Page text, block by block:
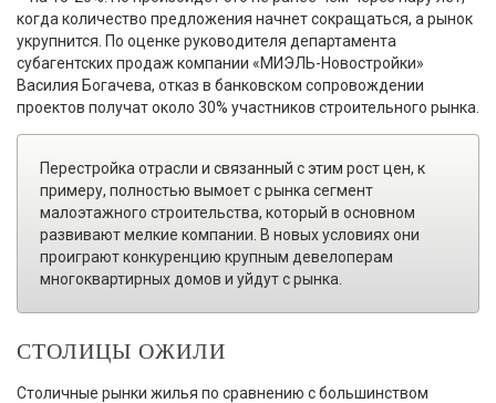
когда количество предложения начнет сокращаться, а рынок
укрупнится. По оценке руководителя департамента
субагентских продаж компании «МИЭЛЬ-Новостройки»
Василия Богачева, отказ в банковском сопровождении
проектов получат около 30% участников строительного рынка.
Перестройка отрасли и связанный с этим рост цен, к
примеру, полностью вымоет с рынка сегмент
малоэтажного строительства, который в основном
развивают мелкие компании. В новых условиях они
проиграют конкуренцию крупным девелоперам
многоквартирных домов и уйдут с рынка.
СТОЛИЦЫ ОЖИЛИ
Столичные рынки жилья по сравнению с большинством